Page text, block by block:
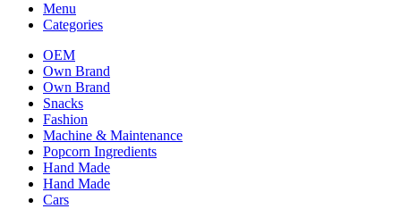
Menu
Categories
OEM
Own Brand
Own Brand
Snacks
Fashion
Machine & Maintenance
Popcorn Ingredients
Hand Made
Hand Made
Cars